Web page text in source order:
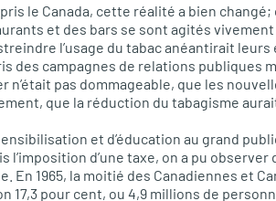
le Canada, cette réalité a bien
et des bars se sont agités
l’usage du tabac anéantirait
des campagnes de relations publiques
n’était pas dommageable, que les
que la réduction du tabagisme
et d’éducation au grand
l’imposition d’une taxe, on a pu
1965, la moitié des Canadiennes et
17,3 pour cent, ou 4,9 millions de